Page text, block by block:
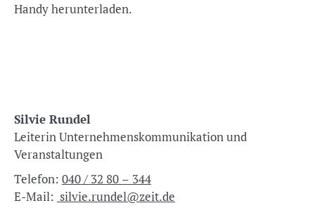
Handy herunterladen.
Silvie Rundel
Leiterin Unternehmenskommunikation und
Veranstaltungen
Telefon: 040 / 32 80 – 344
E-Mail: silvie.rundel@zeit.de